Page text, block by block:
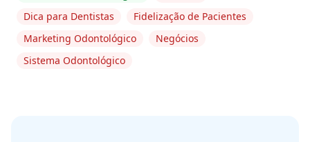
Dica para Dentistas
Fidelização de Pacientes
Marketing Odontológico
Negócios
Sistema Odontológico